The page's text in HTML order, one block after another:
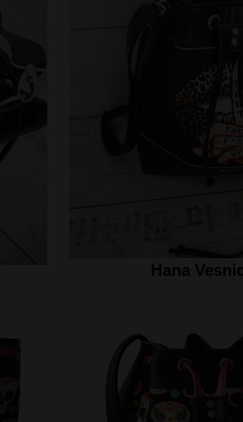
Hana